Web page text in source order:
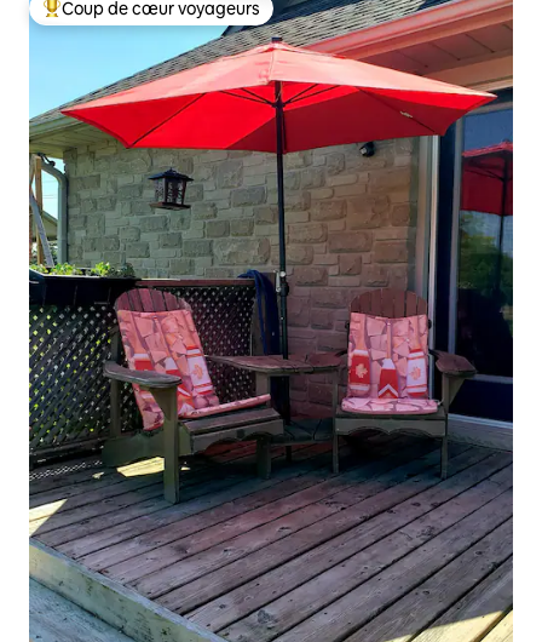
Coup de cœur voyageurs parmi les plus aimés
Coup de cœur voyageurs